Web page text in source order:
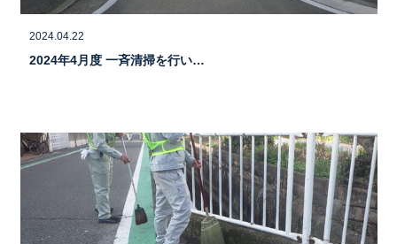
2024.04.22
2024年4月度 一斉清掃を行い…